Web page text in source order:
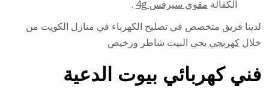
الكفالة مقوي سيرفس 4g
.
لدينا فريق متخصص في تصليح الكهرباء في منازل الكويت من
خلالكهربجي يجي البيت شاطر ورخيص
فني كهربائي بيوت الدعية